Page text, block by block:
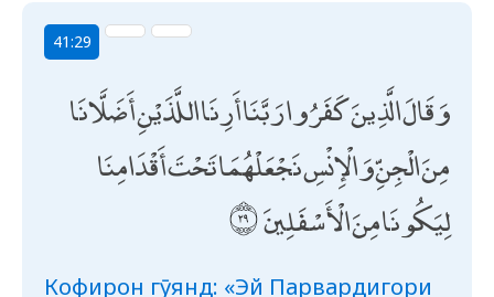
41:29
وَقَالَ الَّذِينَ كَفَرُوا رَبَّنَا أَرِنَا اللَّذَيْنِ أَضَلَّانَا
مِنَ الْجِنِّ وَالْإِنْسِ نَجْعَلْهُمَا تَحْتَ أَقْدَامِنَا
لِيَكُونَا مِنَ الْأَسْفَلِينَ
Кофирон гӯянд: «Эй Парвардигори